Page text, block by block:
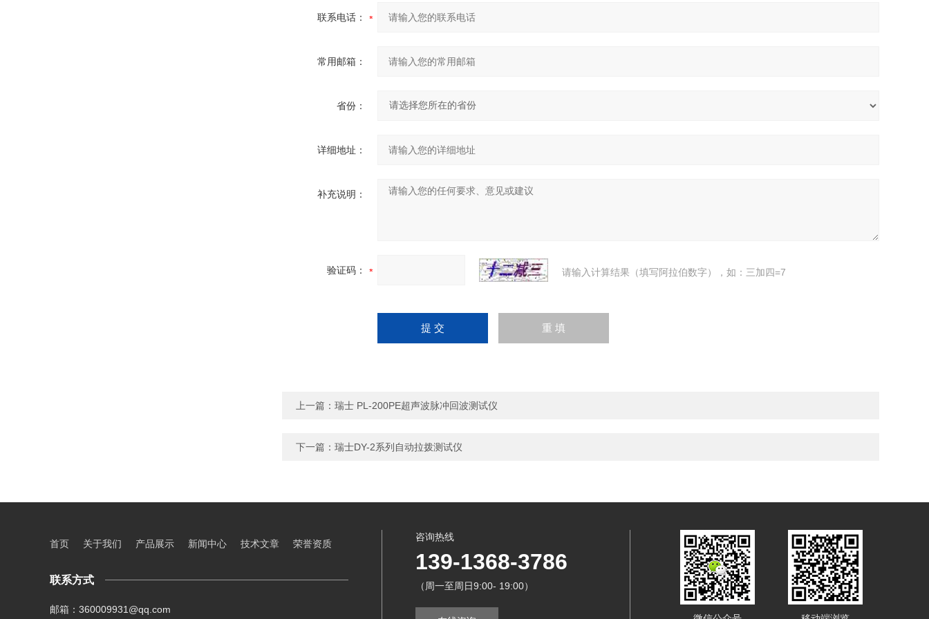
联系电话：
常用邮箱：
省份：
详细地址：
补充说明：
验证码： 请输入计算结果（填写阿拉伯数字），如：三加四=7
上一篇： 瑞士 PL-200PE超声波脉冲回波测试仪
下一篇： 瑞士DY-2系列自动拉拨测试仪
首页 关于我们 产品展示 新闻中心 技术文章 荣誉资质
联系方式
邮箱：360009931@qq.com
咨询热线
139-1368-3786
（周一至周日9:00- 19:00）